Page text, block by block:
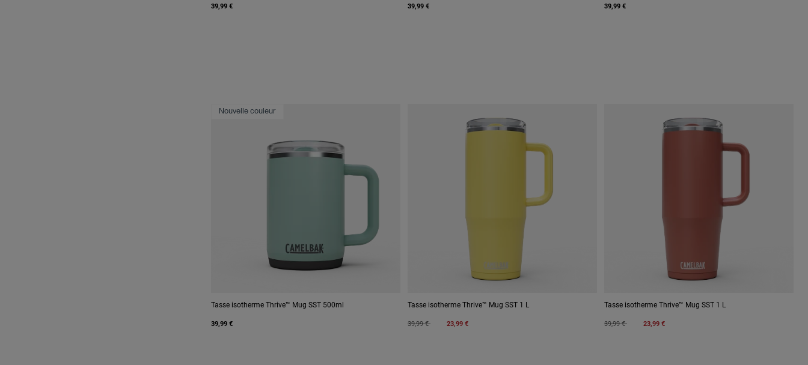
39,99 € 39,99 € 39,99 €
Nouvelle couleur
Tasse isotherme Thrive™ Mug SST 500ml
39,99 €
Tasse isotherme Thrive™ Mug SST 1 L
Price reduced from
39,99 €to 23,99 €
Tasse isotherme Thrive™ Mug SST 1 L
Price reduced from
39,99 €to 23,99 €